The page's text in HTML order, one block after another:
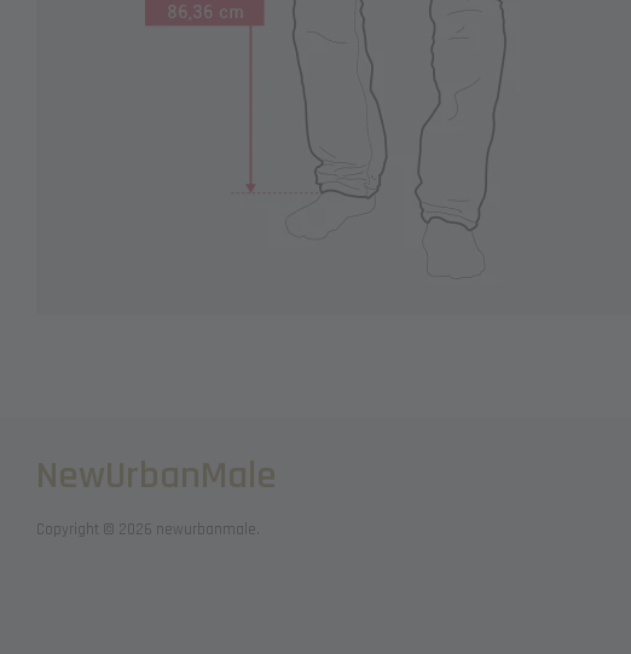
NewUrbanMale
Copyright © 2026 newurbanmale.